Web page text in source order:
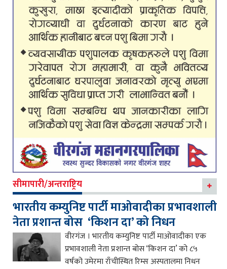
सीमापारी/अन्तराष्ट्रिय
भारतीय कम्युनिष्ट पार्टी माओवादीका प्रभावशाली
नेता प्रशान्त बोस ‘किशन दा’ को निधन
वीरगंज । भारतीय कम्युनिष्ट पार्टी माओवादीका एक
प्रभावशाली नेता प्रशान्त बोस ‘किशन दा’ को ८५
वर्षको उमेरमा राँचीस्थित रिम्स अस्पतालमा निधन